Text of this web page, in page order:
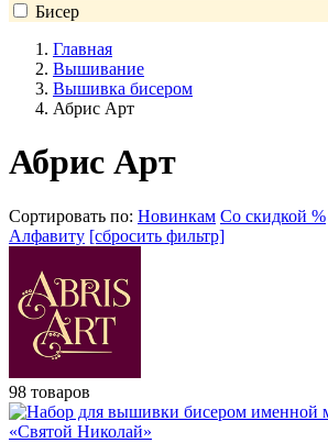
Бисер
Главная
Вышивание
Вышивка бисером
Абрис Арт
Абрис Арт
Сортировать по: Новинкам Со скидкой %
Алфавиту [сбросить фильтр]
98 товаров